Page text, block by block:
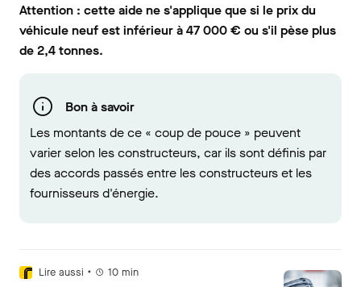
Attention : cette aide ne s'applique que si le prix du
véhicule neuf est inférieur à 47 000 € ou s'il pèse plus
de 2,4 tonnes.
Bon à savoir
Les montants de ce « coup de pouce » peuvent
varier selon les constructeurs, car ils sont définis par
des accords passés entre les constructeurs et les
fournisseurs d'énergie.
Lire aussi • 10 min